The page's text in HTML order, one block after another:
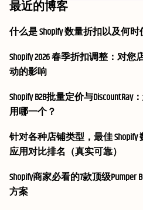
最近的博客
什么是 Shopify 数量折扣以及何
Shopify 2026 春季折扣调整：对
动的影响
Shopify B2B批量定价与DiscountRay
用哪一个？
针对各种店铺类型，最佳 Shopify
应用对比排名（真实可靠）
Shopify商家必看的7款顶级Pumper
方案